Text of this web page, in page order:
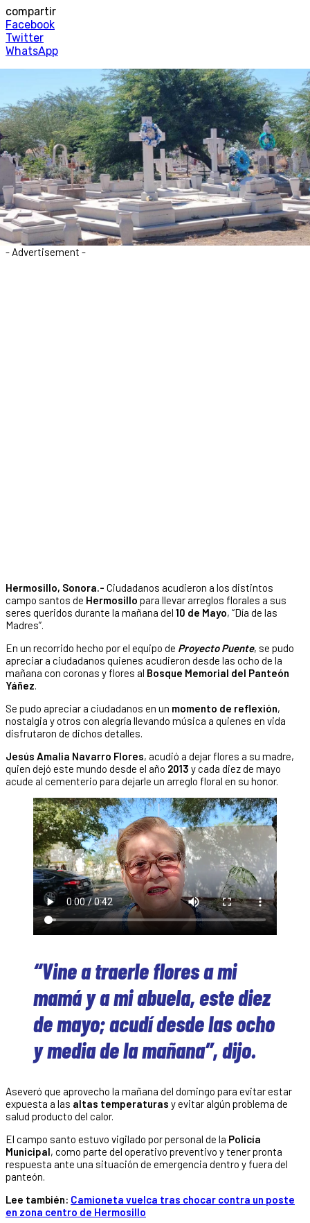
compartir
Facebook
Twitter
WhatsApp
- Advertisement -
Hermosillo, Sonora.- Ciudadanos acudieron a los distintos
campo santos de Hermosillo para llevar arreglos florales a sus
seres queridos durante la mañana del 10 de Mayo, “Día de las
Madres”.
En un recorrido hecho por el equipo de Proyecto Puente, se pudo
apreciar a ciudadanos quienes acudieron desde las ocho de la
mañana con coronas y flores al Bosque Memorial del Panteón
Yáñez.
Se pudo apreciar a ciudadanos en un momento de reflexión,
nostalgia y otros con alegría llevando música a quienes en vida
disfrutaron de dichos detalles.
Jesús Amalia Navarro Flores, acudió a dejar flores a su madre,
quien dejó este mundo desde el año 2013 y cada diez de mayo
acude al cementerio para dejarle un arreglo floral en su honor.
“Vine a traerle flores a mi
mamá y a mi abuela, este diez
de mayo; acudí desde las ocho
y media de la mañana”, dijo.
Aseveró que aprovecho la mañana del domingo para evitar estar
expuesta a las altas temperaturas y evitar algún problema de
salud producto del calor.
El campo santo estuvo vigilado por personal de la Policía
Municipal, como parte del operativo preventivo y tener pronta
respuesta ante una situación de emergencia dentro y fuera del
panteón.
Lee también: Camioneta vuelca tras chocar contra un poste
en zona centro de Hermosillo